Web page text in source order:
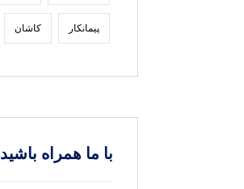
پیمانکار کاشان
با ما همراه باشید